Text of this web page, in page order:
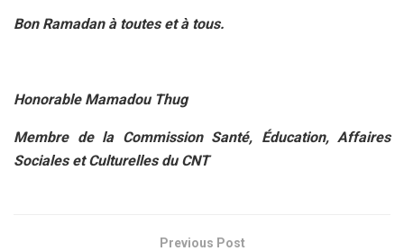
Bon Ramadan à toutes et à tous.
Honorable Mamadou Thug
Membre de la Commission Santé, Éducation, Affaires
Sociales et Culturelles du CNT
Previous Post